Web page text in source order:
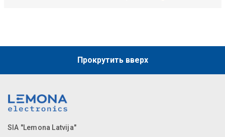
Прокрутить вверх
SIA "Lemona Latvija"